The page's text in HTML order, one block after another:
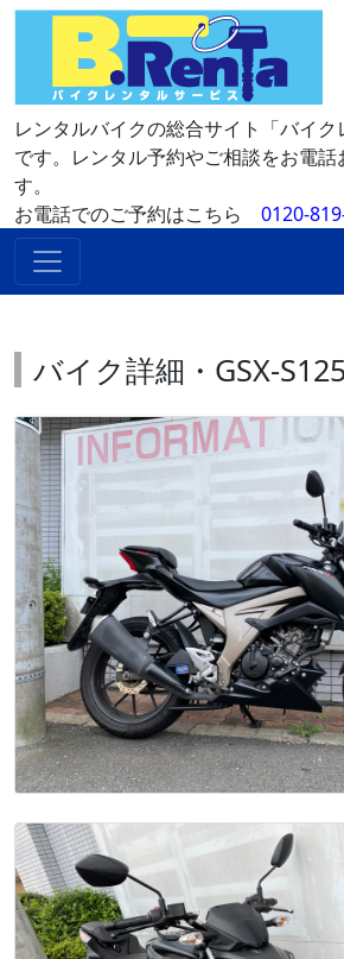
レンタルバイクの総合サイト「バイク
です。レンタル予約やご相談をお電話
す。
お電話でのご予約はこちら 0120-
バイク詳細・GSX-